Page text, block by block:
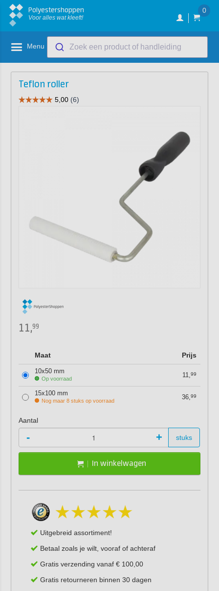
Polyestershoppen
Voor alles wat kleeft!
0
Menu Zoek een product of handleiding
Teflon roller
11,99
Maat Prijs
10x50 mm
Op voorraad 11,99
15x100 mm
Nog maar 8 stuks op voorraad 36,99
Aantal
- + stuks
In winkelwagen
Uitgebreid assortiment!
Betaal zoals je wilt, vooraf of achteraf
Gratis verzending vanaf € 100,00
Gratis retourneren binnen 30 dagen